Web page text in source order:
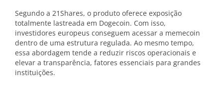
Segundo a 21Shares, o produto oferece exposição
totalmente lastreada em Dogecoin. Com isso,
investidores europeus conseguem acessar a memecoin
dentro de uma estrutura regulada. Ao mesmo tempo,
essa abordagem tende a reduzir riscos operacionais e
elevar a transparência, fatores essenciais para grandes
instituições.